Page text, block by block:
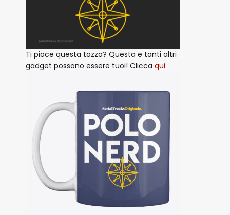
Ti piace questa tazza? Questa e tanti altri
gadget possono essere tuoi! Clicca qui